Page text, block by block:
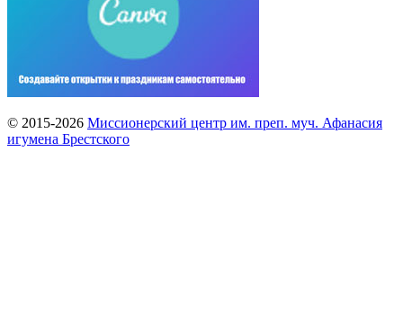
© 2015-2026 Миссионерский центр им. преп. муч. Афанасия
игумена Брестского